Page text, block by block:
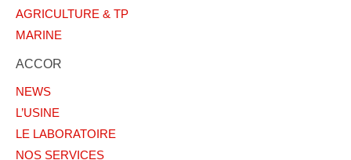
AGRICULTURE & TP
MARINE
ACCOR
NEWS
L’USINE
LE LABORATOIRE
NOS SERVICES